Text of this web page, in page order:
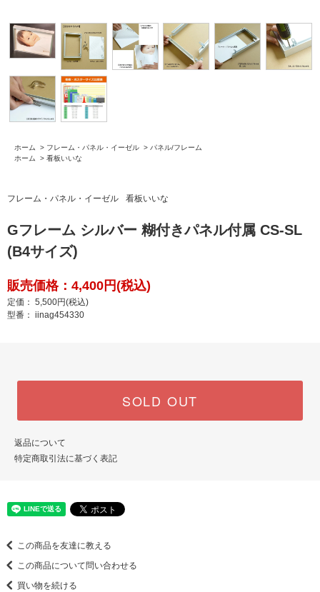
ホーム > フレーム・パネル・イーゼル > パネル/フレーム
ホーム
> 看板いいな
フレーム・パネル・イーゼル 看板いいな
Gフレーム シルバー 糊付きパネル付属 CS-SL
(B4サイズ)
販売価格：4,400円(税込)
定価： 5,500円(税込)
型番： iinag454330
SOLD OUT
返品について
特定商取引法に基づく表記
この商品を友達に教える
この商品について問い合わせる
買い物を続ける